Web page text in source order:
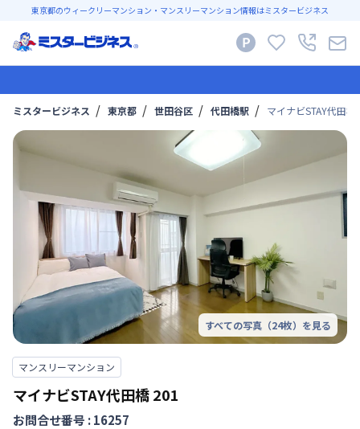
東京都のウィークリーマンション・マンスリーマンション情報はミスタービジネス
ミスタービジネス 東京都 世田谷区 代田橋駅 マイナビSTAY代田橋
すべての写真（24枚）を見る
マンスリーマンション
マイナビSTAY代田橋201
お問合せ番号 :16257